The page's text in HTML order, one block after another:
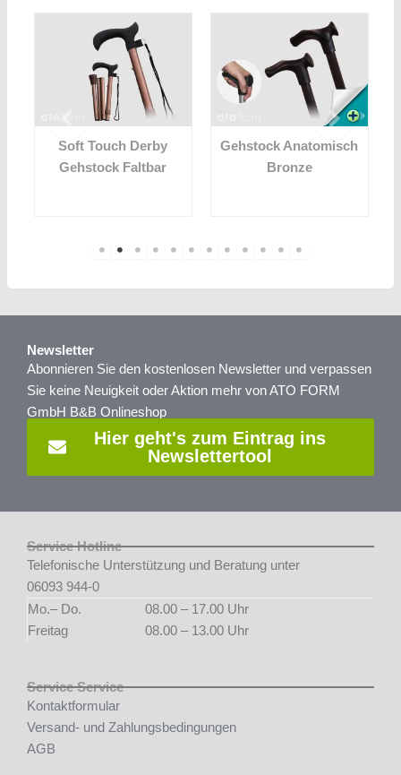
Soft Touch Derby
Gehstock Faltbar
Gehstock Anatomisch
Bronze
Newsletter
Abonnieren Sie den kostenlosen Newsletter und verpassen
Sie keine Neuigkeit oder Aktion mehr von ATO FORM
GmbH B&B Onlineshop
Hier geht's zum Eintrag ins
Newslettertool
Service Hotline
Telefonische Unterstützung und Beratung unter
06093 944-0
Mo.– Do.
08.00 – 17.00 Uhr
Freitag
08.00 – 13.00 Uhr
Service Service
Kontaktformular
Versand- und Zahlungsbedingungen
AGB